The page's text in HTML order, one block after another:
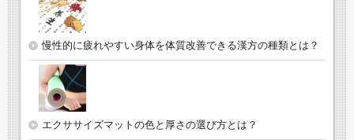
慢性的に疲れやすい身体を体質改善できる漢方の種類とは？
エクササイズマットの色と厚さの選び方とは？